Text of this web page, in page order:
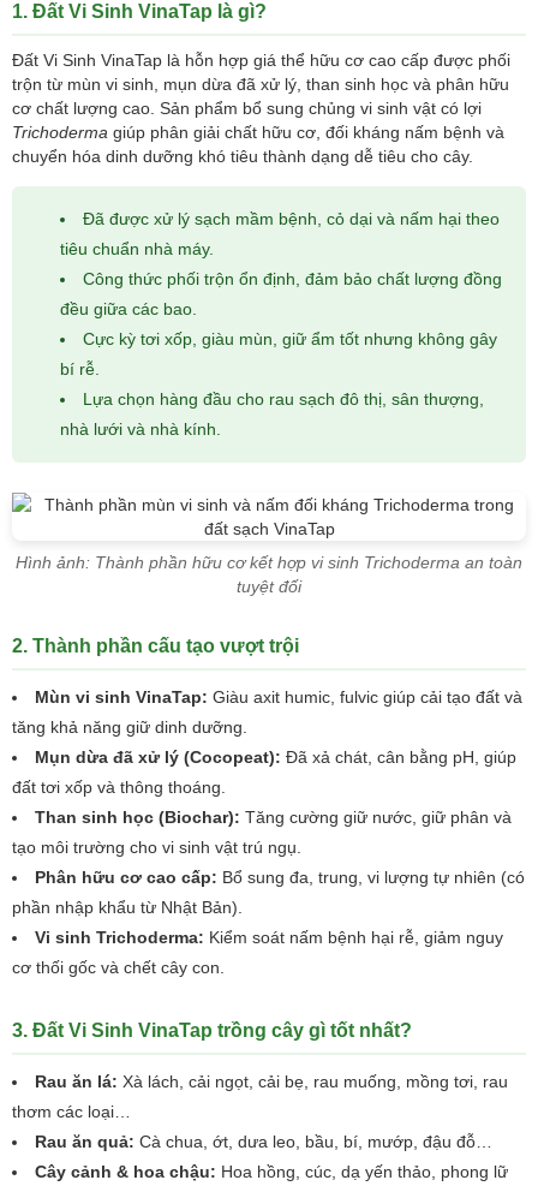
1. Đất Vi Sinh VinaTap là gì?
Đất Vi Sinh VinaTap là hỗn hợp giá thể hữu cơ cao cấp được phối
trộn từ mùn vi sinh, mụn dừa đã xử lý, than sinh học và phân hữu
cơ chất lượng cao. Sản phẩm bổ sung chủng vi sinh vật có lợi
Trichoderma giúp phân giải chất hữu cơ, đối kháng nấm bệnh và
chuyển hóa dinh dưỡng khó tiêu thành dạng dễ tiêu cho cây.
Đã được xử lý sạch mầm bệnh, cỏ dại và nấm hại theo
tiêu chuẩn nhà máy.
Công thức phối trộn ổn định, đảm bảo chất lượng đồng
đều giữa các bao.
Cực kỳ tơi xốp, giàu mùn, giữ ẩm tốt nhưng không gây
bí rễ.
Lựa chọn hàng đầu cho rau sạch đô thị, sân thượng,
nhà lưới và nhà kính.
Hình ảnh: Thành phần hữu cơ kết hợp vi sinh Trichoderma an toàn
tuyệt đối
2. Thành phần cấu tạo vượt trội
Mùn vi sinh VinaTap: Giàu axit humic, fulvic giúp cải tạo đất và
tăng khả năng giữ dinh dưỡng.
Mụn dừa đã xử lý (Cocopeat): Đã xả chát, cân bằng pH, giúp
đất tơi xốp và thông thoáng.
Than sinh học (Biochar): Tăng cường giữ nước, giữ phân và
tạo môi trường cho vi sinh vật trú ngụ.
Phân hữu cơ cao cấp: Bổ sung đa, trung, vi lượng tự nhiên (có
phần nhập khẩu từ Nhật Bản).
Vi sinh Trichoderma: Kiểm soát nấm bệnh hại rễ, giảm nguy
cơ thối gốc và chết cây con.
3. Đất Vi Sinh VinaTap trồng cây gì tốt nhất?
Rau ăn lá: Xà lách, cải ngọt, cải bẹ, rau muống, mồng tơi, rau
thơm các loại…
Rau ăn quả: Cà chua, ớt, dưa leo, bầu, bí, mướp, đậu đỗ…
Cây cảnh & hoa chậu: Hoa hồng, cúc, dạ yến thảo, phong lữ